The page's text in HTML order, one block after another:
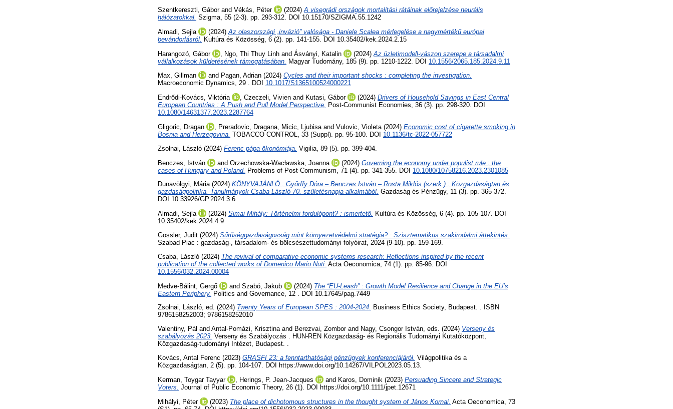
Szentkereszti, Gáborand Vékás, Péter (2024)A visegrádi országok mortalitási rátáinak előrejelzése neurális
hálózatokkal. Szigma, 55 (2-3). pp. 293-312. DOI 10.15170/SZIGMA.55.1242
Almadi, Sejla
(2024) Az olaszországi „invázió” valósága - Daniele Scalea mérlegelése a nagymértékű európai
bevándorlásról.
Kultúra és Közösség, 6 (2). pp. 141-155. DOI 10.35402/kek.2024.2.15
Harangozó, Gábor
Ngo, Thi Thuy Linh and Ásványi, Katalin (2024) Az üzletimodell-vászon szerepe a társadalmi
vállalkozások küldetésének támogatásában. Magyar Tudomány, 185 (9). pp. 1210-1222. DOI 10.1556/2065.185.2024.9.11
Max, Gillman
and Pagan, Adrian (2024) Cycles and their important shocks : completing the investigation.
Macroeconomic Dynamics, 29 . DOI 10.1017/S1365100524000221
Endrődi-Kovács, Viktória
, Czeczeli, Vivien and Kutasi, Gábor (2024) Drivers of Household Savings in East Central
European Countries : A Push and Pull Model Perspective. Post-Communist Economies, 36 (3). pp. 298-320. DOI
10.1080/14631377.2023.2287764
Gligoric, Dragan
, Preradovic, Dragana, Micic, Ljubisaand Vulovic, Violeta(2024) Economic cost of cigarette smoking in
Bosnia and Herzegovina. TOBACCO CONTROL, 33 (Suppl). pp. 95-100. DOI 10.1136/tc-2022-057722
Zsolnai, László (2024) Ferenc pápa ökonómiája. Vigilia, 89 (5). pp. 399-404.
Benczes, István
and Orzechowska-Wacławska, Joanna (2024) Governing the economy under populist rule : the
cases of Hungary and Poland. Problems of Post-Communism, 71 (4). pp. 341-355. DOI 10.1080/10758216.2023.2301085
Dunavölgyi, Mária(2024) KÖNYVAJÁNLÓ : Győrffy Dóra – Benczes István – Rosta Miklós (szerk.) : Közgazdaságtan és
gazdaságpolitika. Tanulmányok Csaba László 70. születésnapja alkalmából. Gazdaság és Pénzügy, 11 (3). pp. 365-372.
DOI 10.33926/GP.2024.3.6
Almadi, Sejla
(2024) Simai Mihály: Történelmi fordulópont? : ismertető. Kultúra és Közösség, 6 (4). pp. 105-107. DOI
10.35402/kek.2024.4.9
Gossler, Judit (2024) Sűrűséggazdaságosság mint környezetvédelmi stratégia? : Szisztematikus szakirodalmi áttekintés.
Szabad Piac : gazdaság-, társadalom- és bölcsészettudományi folyóirat, 2024 (9-10). pp. 159-169.
Csaba, László (2024) The revival of comparative economic systems research: Reflections inspired by the recent
publication of the collected works of Domenico Mario Nuti. Acta Oeconomica, 74 (1). pp. 85-96. DOI
10.1556/032.2024.00004
Medve-Bálint, Gergő
and Szabó, Jakub (2024) The “EU‐Leash” : Growth Model Resilience and Change in the EU’s
Eastern Periphery. Politics and Governance, 12 . DOI 10.17645/pag.7449
Zsolnai, László, ed. (2024) Twenty Years of European SPES : 2004-2024. Business Ethics Society, Budapest. . ISBN
9786158252003; 9786158252010
Valentiny, Pál and Antal-Pomázi, Krisztinaand Berezvai, Zomborand Nagy, Csongor István, eds. (2024) Verseny és
szabályozás 2023. Verseny és Szabályozás . HUN-REN Közgazdaság- és Regionális Tudományi Kutatóközpont,
Közgazdaság-tudományi Intézet, Budapest. .
Kovács, Antal Ferenc (2023) GRASFI 23: a fenntarthatósági pénzügyek konferenciájáról. Világpolitika és a
Közgazdaságtan, 2 (5). pp. 104-107. DOI https://www.doi.org/10.14267/VILPOL2023.05.13.
Kerman, Toygar Tayyar
Herings, P. Jean-Jacques and Karos, Dominik (2023) Persuading Sincere and Strategic
Voters. Journal of Public Economic Theory, 26 (1). DOI https://doi.org/10.1111/jpet.12671
Mihályi, Péter
(2023) The place of dichotomous structures in the thought system of János Kornai. Acta Oeconomica, 73